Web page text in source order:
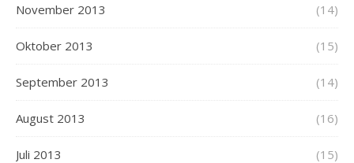
November 2013 (14)
Oktober 2013 (15)
September 2013 (14)
August 2013 (16)
Juli 2013 (15)